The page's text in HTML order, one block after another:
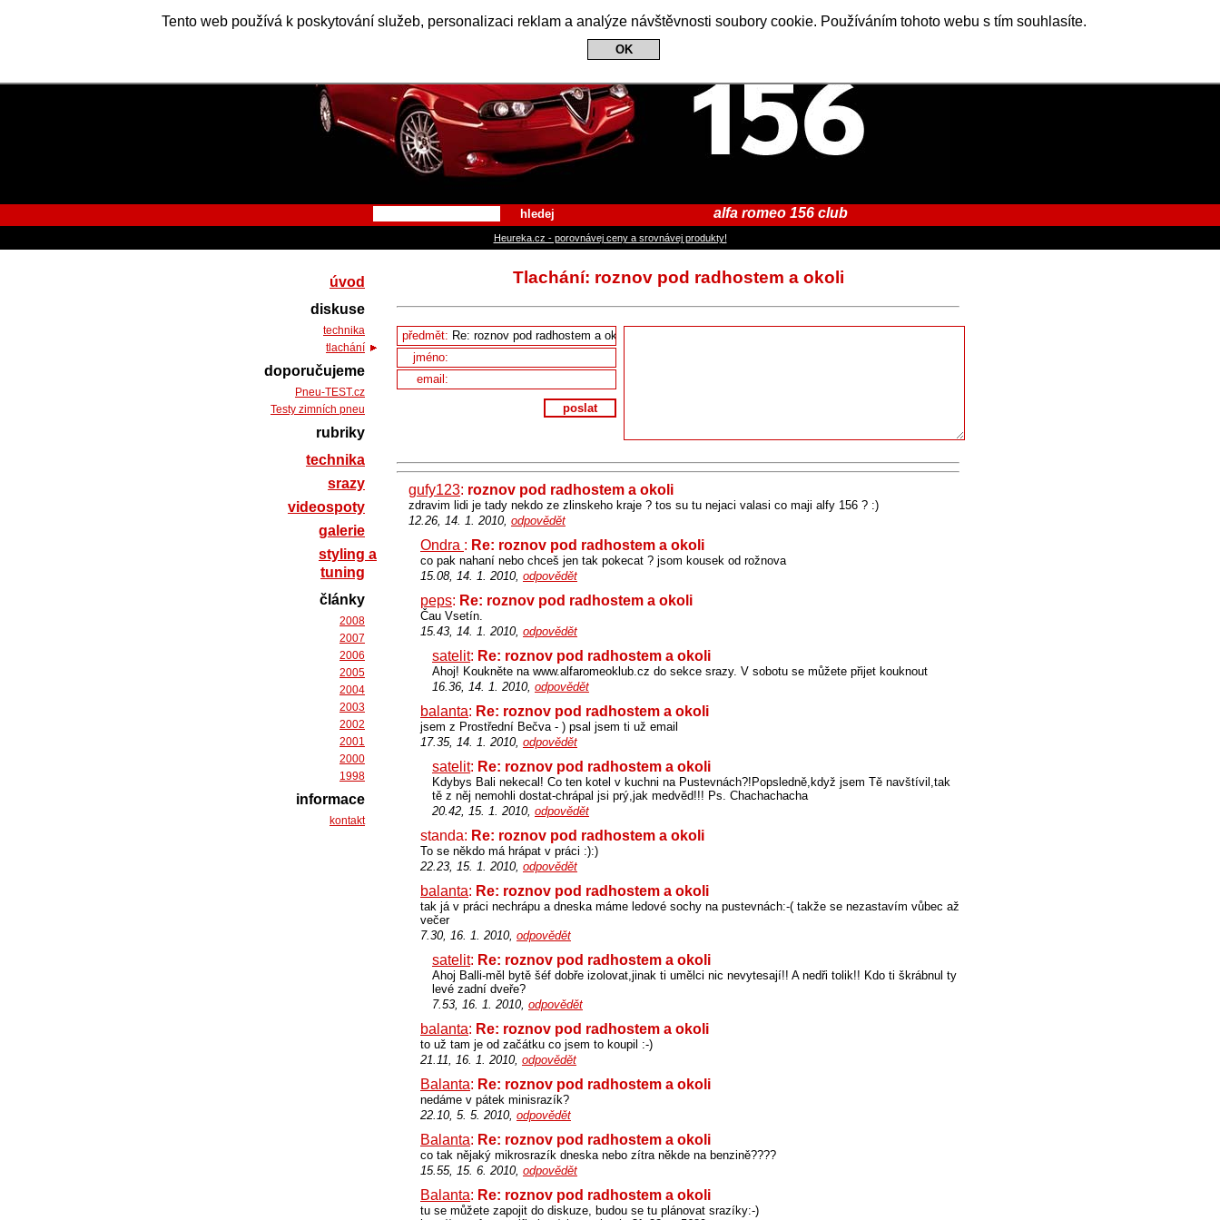
Tento web používá k poskytování služeb, personalizaci reklam a analýze návštěvnosti soubory cookie. Používáním tohoto webu s tím souhlasíte.
OK
Alfa Romeo 156 Club
hledej alfa romeo 156 club
Heureka.cz - porovnávej ceny a srovnávej produkty!
Tlachání: roznov pod radhostem a okoli
předmět:
jméno:
email:
poslat
gufy123: roznov pod radhostem a okoli
zdravim lidi je tady nekdo ze zlinskeho kraje ? tos su tu nejaci valasi co maji alfy 156 ? :)
12.26, 14. 1. 2010, odpovědět
Ondra : Re: roznov pod radhostem a okoli
co pak nahaní nebo chceš jen tak pokecat ? jsom kousek od rožnova
15.08, 14. 1. 2010, odpovědět
peps: Re: roznov pod radhostem a okoli
Čau Vsetín.
15.43, 14. 1. 2010, odpovědět
satelit: Re: roznov pod radhostem a okoli
Ahoj! Koukněte na www.alfaromeoklub.cz do sekce srazy. V sobotu se můžete přijet kouknout
16.36, 14. 1. 2010, odpovědět
balanta: Re: roznov pod radhostem a okoli
jsem z Prostřední Bečva - ) psal jsem ti už email
17.35, 14. 1. 2010, odpovědět
satelit: Re: roznov pod radhostem a okoli
Kdybys Bali nekecal! Co ten kotel v kuchni na Pustevnách?!Popsledně,když jsem Tě navštívil,tak
tě z něj nemohli dostat-chrápal jsi prý,jak medvěd!!! Ps. Chachachacha
20.42, 15. 1. 2010, odpovědět
standa: Re: roznov pod radhostem a okoli
To se někdo má hrápat v práci :):)
22.23, 15. 1. 2010, odpovědět
balanta: Re: roznov pod radhostem a okoli
tak já v práci nechrápu a dneska máme ledové sochy na pustevnách:-( takže se nezastavím vůbec až
večer
7.30, 16. 1. 2010, odpovědět
satelit: Re: roznov pod radhostem a okoli
Ahoj Balli-měl bytě šéf dobře izolovat,jinak ti umělci nic nevytesají!! A nedři tolik!! Kdo ti škrábnul ty
levé zadní dveře?
7.53, 16. 1. 2010, odpovědět
balanta: Re: roznov pod radhostem a okoli
to už tam je od začátku co jsem to koupil :-)
21.11, 16. 1. 2010, odpovědět
Balanta: Re: roznov pod radhostem a okoli
nedáme v pátek minisrazík?
22.10, 5. 5. 2010, odpovědět
Balanta: Re: roznov pod radhostem a okoli
co tak nějaký mikrosrazík dneska nebo zítra někde na benzině????
15.55, 15. 6. 2010, odpovědět
Balanta: Re: roznov pod radhostem a okoli
tu se můžete zapojit do diskuze, budou se tu plánovat srazíky:-)
úvod
diskuse
technika
tlachání
doporučujeme
Pneu-TEST.cz
Testy zimních pneu
rubriky
technika
srazy
videospoty
galerie
styling a
tuning
články
2008
2007
2006
2005
2004
2003
2002
2001
2000
1998
informace
kontakt